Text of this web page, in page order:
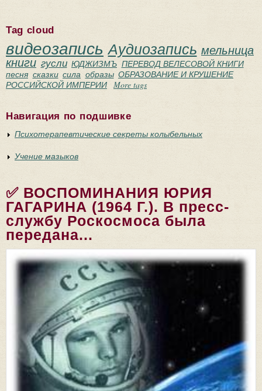
Tag cloud
видеозапись Аудиозапись мельница
книги гусли ЮДЖИЗМЪ ПЕРЕВОД ВЕЛЕСОВОЙ КНИГИ
песня сказки сила образы ОБРАЗОВАНИЕ И КРУШЕНИЕ
РОССИЙСКОЙ ИМПЕРИИ
More tags
Навигация по подшивке
Психотерапевтические секреты колыбельных
Учение мазыков
✅ ВОСПОМИНАНИЯ ЮРИЯ
ГАГАРИНА (1964 Г.). В пресс-
службу Роскосмоса была
передана...